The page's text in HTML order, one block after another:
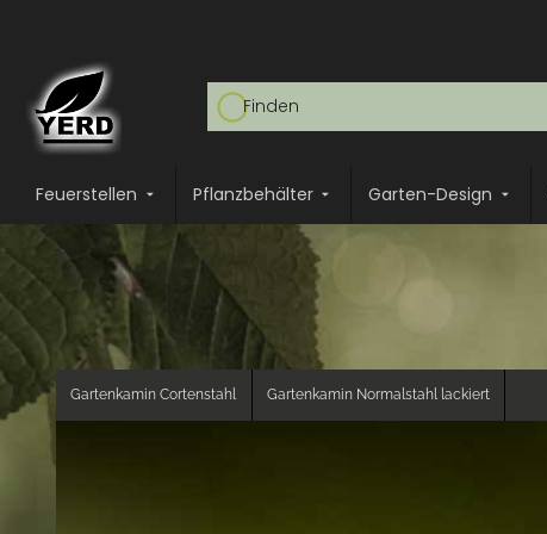
Feuerstellen Pflanzbehälter Garten-Design
Gartenkamin Cortenstahl Gartenkamin Normalstahl lackiert